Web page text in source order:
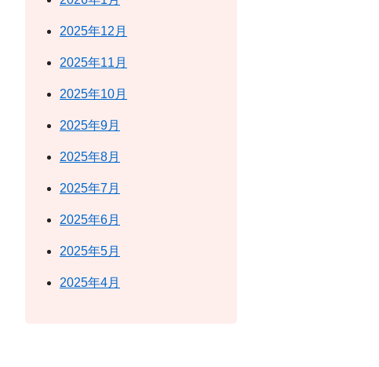
2025年12月
2025年11月
2025年10月
2025年9月
2025年8月
2025年7月
2025年6月
2025年5月
2025年4月